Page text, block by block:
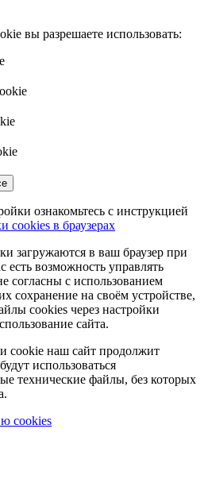
вы разрешаете использовать:
ознакомьтесь с инструкцией
cookies в браузерах
загружаются в ваш браузер при
есть возможность управлять
с использованием
сохранение на своём устройстве,
cookies через настройки
сайта.
cookie наш сайт продолжит
использоваться
технические файлы, без которых
cookies